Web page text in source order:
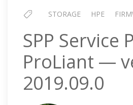
STORAGE HPE
SPP Service
ProLiant —
2019.09.0